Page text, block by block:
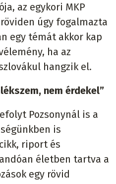
az egykori MKP
úgy fogalmazta
egy témát akkor kap
ha az
hangzik el.
nem érdekel”
Pozsonynál is a
is
riport és
életben tartva a
egy rövid